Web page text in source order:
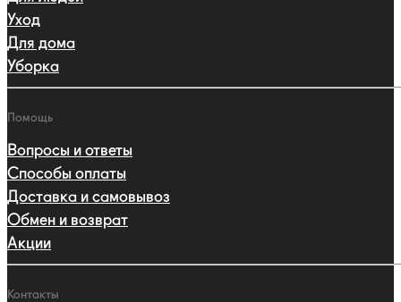
Уход
Для дома
Уборка
Помощь
Вопросы и ответы
Способы оплаты
Доставка и самовывоз
Обмен и возврат
Акции
Контакты